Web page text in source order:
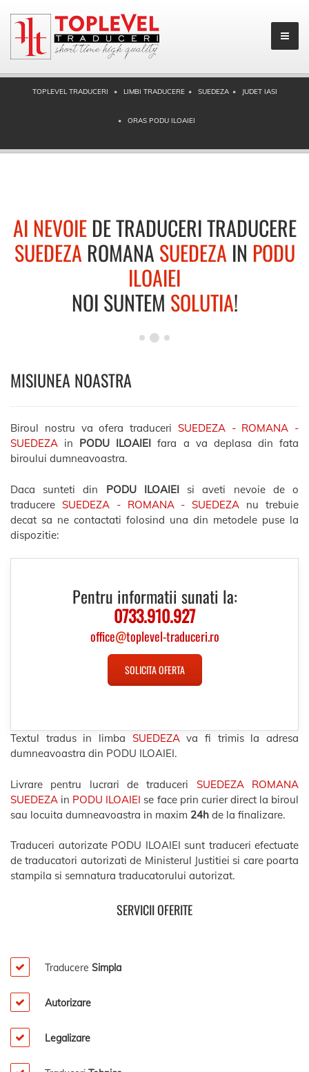
TOPLEVEL TRADUCERI LIMBI TRADUCERE SUEDEZA JUDET IASI
ORAS PODU ILOAIEI
AI NEVOIEDE TRADUCERI TRADUCERE
SUEDEZA ROMANA SUEDEZA IN PODU
ILOAIEI
NOI SUNTEM SOLUTIA!
MISIUNEA NOASTRA
Biroul nostru va ofera traduceri SUEDEZA - ROMANA -
SUEDEZA in PODU ILOAIEI fara a va deplasa din fata
biroului dumneavoastra.
Daca sunteti din PODU ILOAIEIsi aveti nevoie de o
traducere SUEDEZA - ROMANA - SUEDEZA nu trebuie
decat sa ne contactati folosind una din metodele puse la
dispozitie:
Pentru informatii sunati la:
0733.910.927
office@toplevel-traduceri.ro
SOLICITA OFERTA
Textul tradus in limba SUEDEZAva fi trimis la adresa
dumneavoastra din PODU ILOAIEI.
Livrare pentru lucrari de traduceri SUEDEZA ROMANA
SUEDEZA in PODU ILOAIEI se face prin curier direct la biroul
sau locuita dumneavoastra in maxim 24h de la finalizare.
Traduceri autorizate PODU ILOAIEI sunt traduceri efectuate
de traducatori autorizati de Ministerul Justitiei si care poarta
stampila si semnatura traducatorului autorizat.
SERVICII OFERITE
Traducere Simpla
Autorizare
Legalizare